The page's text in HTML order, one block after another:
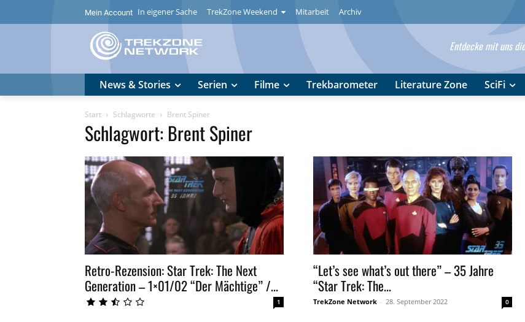
Mein Account In eigener Sache TrekZone Weekend Mitarbeit Archiv
Entdecke mit uns
News & Stories Serien Filme Trekbarometer Literature Zone SciFi
Start Schlagworte Brent Spiner
Schlagwort: Brent Spiner
Retro-Rezension: Star Trek: The Next
Generation – 1×01/02 “Der Mächtige” /...
1
“Let’s see what’s out there” – 35 Jahre
“Star Trek: The...
TrekZone Network - 28. September 2022 0